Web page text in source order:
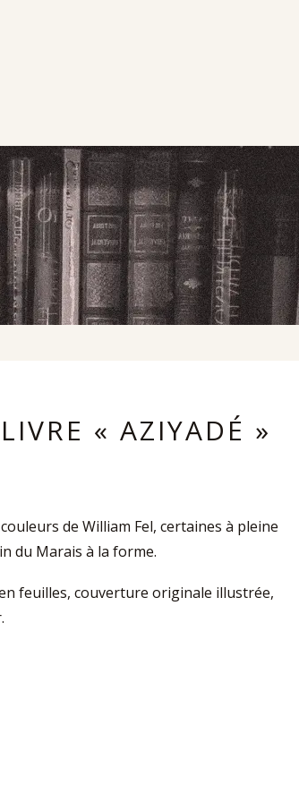
« AZIYADÉ »
de William Fel, certaines à pleine
du Marais à la forme.
feuilles, couverture originale illustrée,